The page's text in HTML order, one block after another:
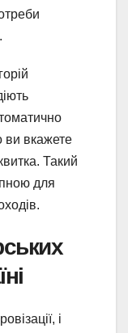
ви вкажете
Такий
для
і